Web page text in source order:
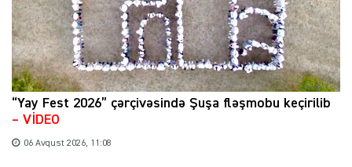
“Yay Fest 2026” çərçivəsində Şuşa fləşmobu keçirilib
– VİDEO
06 Avqust 2026, 11:08